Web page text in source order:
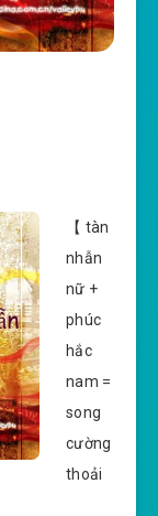
【 tàn
nhẫn
nữ +
phúc
hắc
nam =
song
cường
thoải